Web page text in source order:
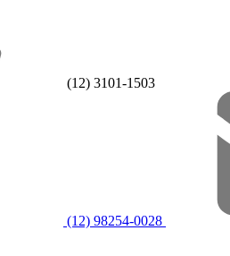
(12) 3101-1503
(12) 98254-0028